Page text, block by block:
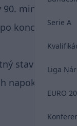
Serie A
Liga
EURO
minúte.
konci v
stav mu už
napokon